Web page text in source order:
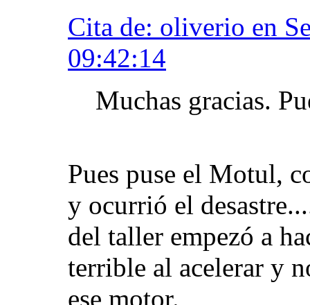
Cita de: oliverio en
09:42:14
Muchas gracias.
Pues puse el Motul,
y ocurrió el
del taller empezó a
terrible al acelerar y
ese motor.